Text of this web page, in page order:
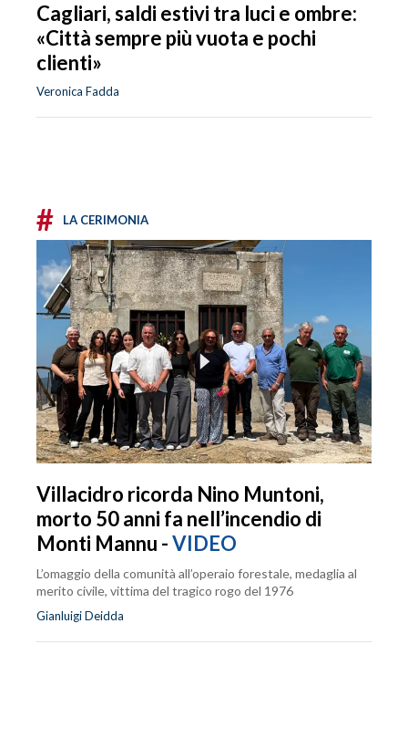
Cagliari, saldi estivi tra luci e ombre:
«Città sempre più vuota e pochi
clienti»
Veronica Fadda
# LA CERIMONIA
Villacidro ricorda Nino Muntoni,
morto 50 anni fa nell’incendio di
Monti Mannu -VIDEO
L’omaggio della comunità all’operaio forestale, medaglia al
merito civile, vittima del tragico rogo del 1976
Gianluigi Deidda